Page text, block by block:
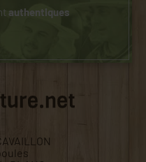
authentiques